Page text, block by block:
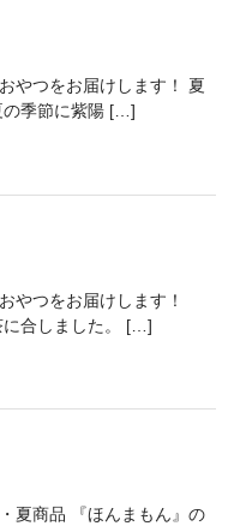
やつをお届けします！ 夏
の季節に紫陽 […]
やつをお届けします！
に合しました。 […]
夏商品 『ほんまもん』の